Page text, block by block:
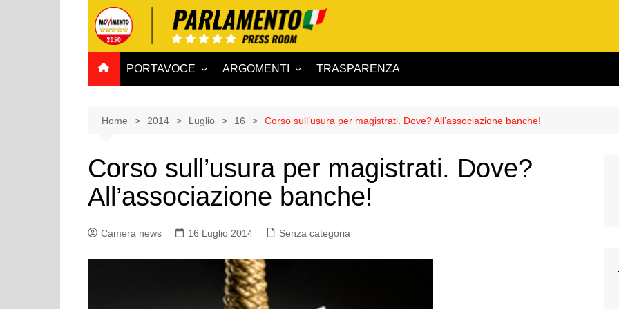
PORTAVOCE
SENATO
ARGOMENTI
Affari esteri
Agricoltura e agroalimentare
Ambiente e Territorio
Attività produttive
Bilancio
Comunicazioni e Vigilanza
Rai
TRASPARENZA
Home 2014 Luglio 16 Corso sull’usura per magistrati. Dove? All’associazione banche!
Corso sull’usura per magistrati. Dove?
All’associazione banche!
Camera news 16 Luglio 2014 Senza categoria